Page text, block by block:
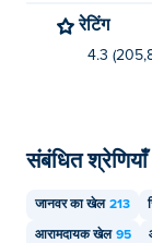
रेटिंग
4.3
संबंधित श्रेणियाँ
जानवर का खेल 213
आरामदायक खेल 95